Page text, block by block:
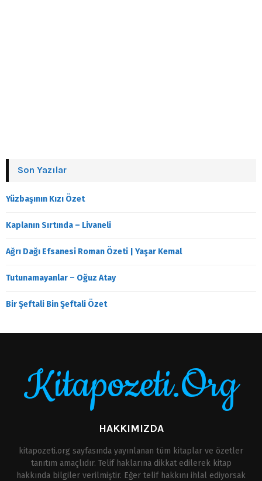
Son Yazılar
Yüzbaşının Kızı Özet
Kaplanın Sırtında – Livaneli
Ağrı Dağı Efsanesi Roman Özeti | Yaşar Kemal
Tutunamayanlar – Oğuz Atay
Bir Şeftali Bin Şeftali Özet
Kitapozeti.Org
HAKKIMIZDA
kitapozeti.org sayfasında yayınlanan tüm kitaplar ve özetler
tanıtım amaçlıdır. Telif haklarına dikkat edilerek kitap
hakkında bilgiler verilmiştir. Eğer telif hakkını ihlal ediyorsak